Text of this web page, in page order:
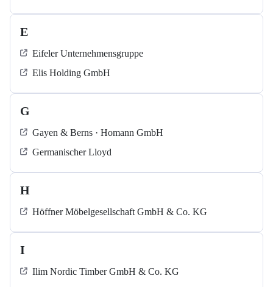
E
Eifeler Unternehmensgruppe
Elis Holding GmbH
G
Gayen & Berns · Homann GmbH
Germanischer Lloyd
H
Höffner Möbelgesellschaft GmbH & Co. KG
I
Ilim Nordic Timber GmbH & Co. KG